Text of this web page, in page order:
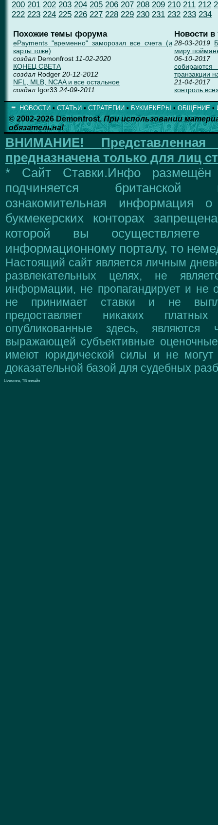
200 201 202 203 204 205 206 207 208 209 210 211 212
222 223 224 225 226 227 228 229 230 231 232 233 234
Похожие темы форума
ePayments "временно" заморозил все счета (и
карты тоже)
создал Demonfrost 11-02-2020
КОНЕЦ СВЕТА
создал Rodger 20-12-2012
NFL, MLB, NCAA и все остальное
создал Igor33 24-09-2011
Новости в
28-03-2019
миру
06-10-2017
транзакции
21-04-2017
контроль
≡ НОВОСТИ ▪ СТАТЬИ ▪ СТРАТЕГИИ ▪ БУКМЕКЕРЫ ▪ ОБЩЕНИЕ ▪
© 2002-2026 Demonfrost.При использовании
обязательна!
ВНИМАНИЕ!
предназначена только для лиц
* Сайт Ставки.Инфо размещён
подчиняется британской
ознакомительная информация
букмекерских конторах
которой вы
информационному порталу, то
Настоящий сайт является личным
развлекательных целях, не
информации, не пропагандирует и не
не принимает ставки и не
предоставляет никаких
опубликованные здесь, являются
выражающей субъективные
имеют юридической силы и не могут
доказательной базой для судебных
Livescore, ТВ онлайн